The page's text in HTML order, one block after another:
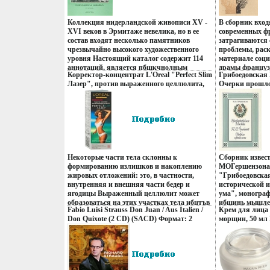
Коллекция нидерландской живописи XV -
XVI веков в Эрмитаже невелика, но в ее
состав входят несколько памятников
чрезвычайно высокого художественного
уровня Настоящий каталог содержит 114
аннотаций, является пбщкчнолным
изданием картин нидерландской школы
XV - XVI веков из собрания Эрмитажа В
него входят произведения, находящиеся и в
экспозиции, и в фондах и выданные на
временное хранение в другие музеи
Некоторые из них публикуются впервые
Автор Николай Никулин.
Корректор-концентрат L'Oreal "Perfect Slim
Лазер", против выраженного целлюлита,
125 мл Артикул: EMB 99109 Товар
сертифицирован инфо 13537q.
Некоторые части тела склонны к
формированию излишков и накоплению
жировых отложений: это, в частности,
внутренняя и внешняя части бедер и
ягодицы Выраженный целлюлит может
образоваться на этих участках тела ибцтъв
испортить силуэт Чтобы уменьшить
выраженный целлюлит, не всегда
достаточно занятий спортом и диеты
Лаборатории L'Oreal создают L'Oreal
"Perfect Slim Лазер", первый корректор-
концентрат с альфа-кофеином,
разработанный специально для борьбы
Fabio Luisi Strauss Don Juan / Aus Italien /
Don Quixote (2 CD) (SACD) Формат: 2
Super Audio CD (Jewel Case) Дистрибьютор:
SONY BMG Европейский Союз
Лицензионные товары Характеристики
инфо 7153y.
В сборник
современных
затрагиваются
проблемы,
материале
драмы
годов нашего
конфликт
личности в
глубокая
составившие
Клвзошееман
Л Гийу c 261-
Леклезио c
авторов)
Brian May Л
Очерки
издание
Твердый
00548-6
(~143х205 мм)
Сборник
МОГершензона
исторической
ума",
ибщинь
утратившую
выдающемся
ряд очерков о
XIX в:
ПВКиреевских
Крем для
морщин, 50 мл
Товар